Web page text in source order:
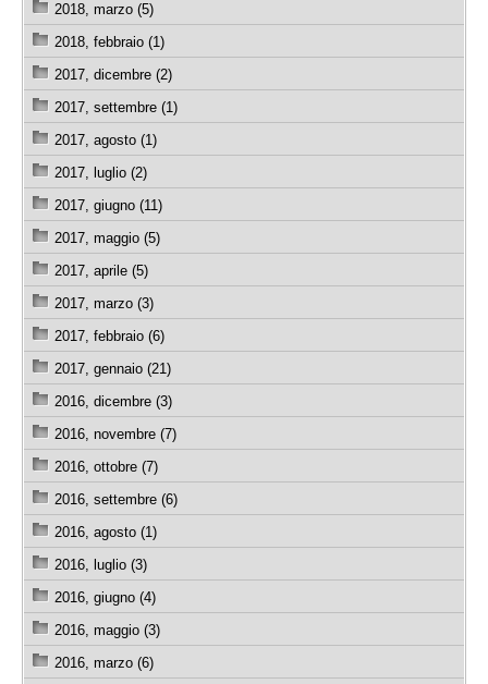
2018, marzo (5)
2018, febbraio (1)
2017, dicembre (2)
2017, settembre (1)
2017, agosto (1)
2017, luglio (2)
2017, giugno (11)
2017, maggio (5)
2017, aprile (5)
2017, marzo (3)
2017, febbraio (6)
2017, gennaio (21)
2016, dicembre (3)
2016, novembre (7)
2016, ottobre (7)
2016, settembre (6)
2016, agosto (1)
2016, luglio (3)
2016, giugno (4)
2016, maggio (3)
2016, marzo (6)